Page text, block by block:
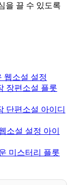
을 끌 수 있도록
웹소설 설정
장편소설 플롯
단편소설 아이디
소설 설정 아이
미스터리 플롯